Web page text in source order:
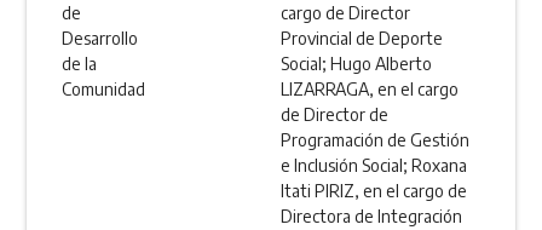
de
Desarrollo
de la
Comunidad
cargo de Director
Provincial de Deporte
Social; Hugo Alberto
LIZARRAGA, en el cargo
de Director de
Programación de Gestión
e Inclusión Social; Roxana
Itati PIRIZ, en el cargo de
Directora de Integración